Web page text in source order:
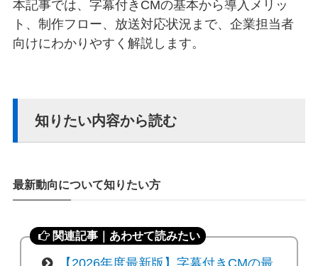
本記事では、字幕付きCMの基本から導入メリッ
ト、制作フロー、放送対応状況まで、企業担当者
向けにわかりやすく解説します。
知りたい内容から読む
最新動向について知りたい方
関連記事｜あわせて読みたい
【2026年度最新版】字幕付きCMの最